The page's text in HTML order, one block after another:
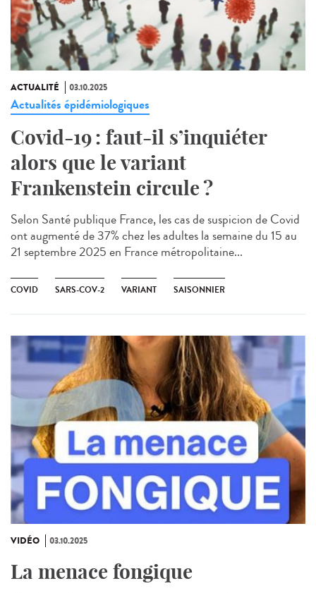
ACTUALITÉ 03.10.2025
Actualités épidémiologiques
Covid-19 : faut-il s’inquiéter
alors que le variant
Frankenstein circule ?
Selon Santé publique France, les cas de suspicion de Covid
ont augmenté de 37% chez les adultes la semaine du 15 au
21 septembre 2025 en France métropolitaine...
COVID SARS-COV-2 VARIANT SAISONNIER
VIDÉO 03.10.2025
La menace fongique